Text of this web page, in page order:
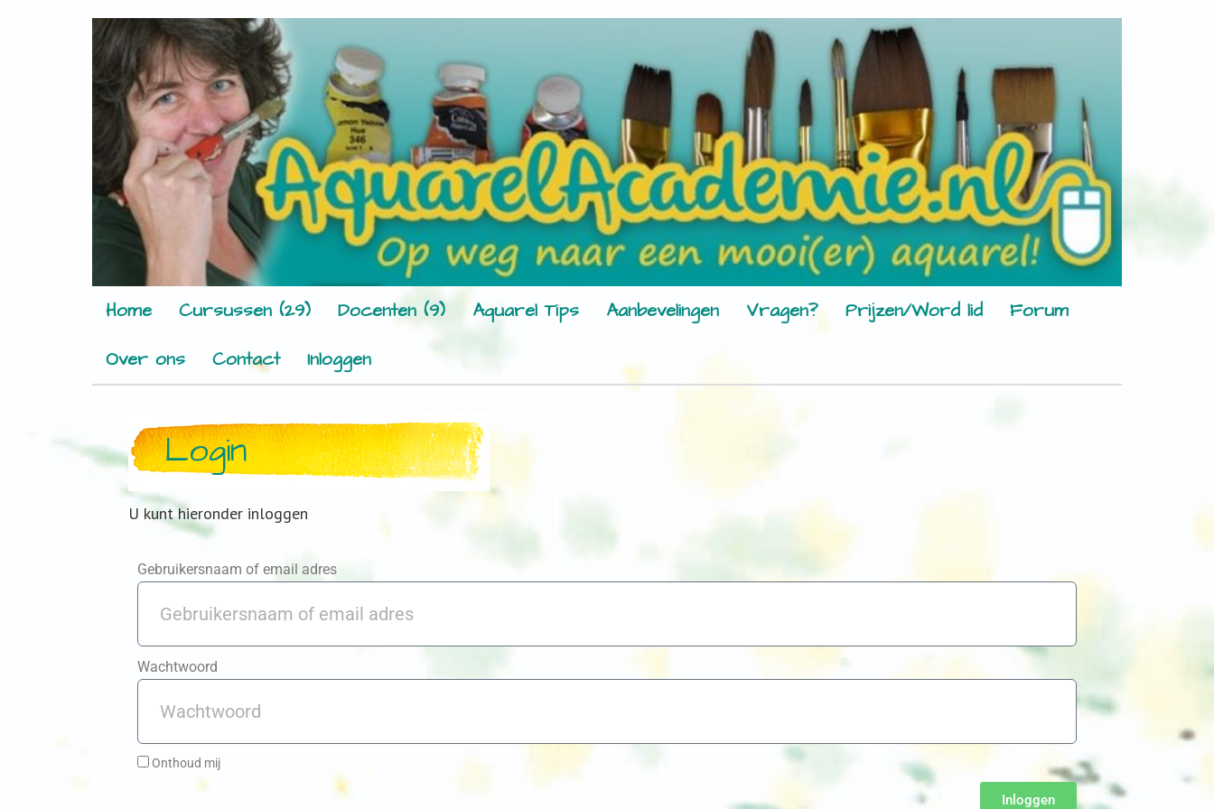
Home Cursussen (29) Docenten (9) Aquarel Tips Aanbevelingen Vragen? Prijzen/Word lid
Forum
Over ons
Contact Inloggen
Login
U kunt hieronder inloggen
Gebruikersnaam of email adres
Wachtwoord
Onthoud mij
Inloggen